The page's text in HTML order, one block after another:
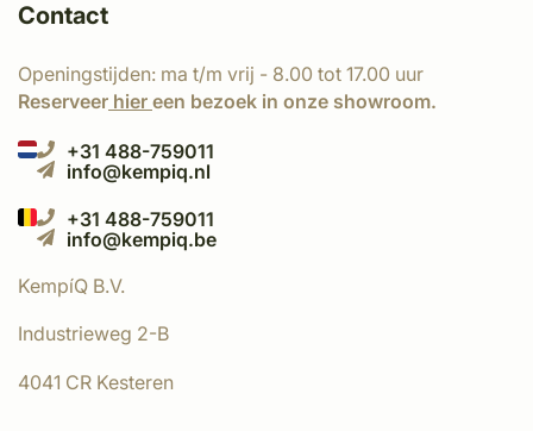
Contact
Openingstijden: ma t/m vrij - 8.00 tot 17.00 uur
Reserveer hier een bezoek in onze showroom.
+31 488-759011
info@kempiq.nl
+31 488-759011
info@kempiq.be
KempíQ B.V.
Industrieweg 2-B
4041 CR Kesteren